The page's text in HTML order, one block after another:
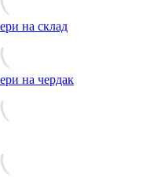
на склад
на чердак